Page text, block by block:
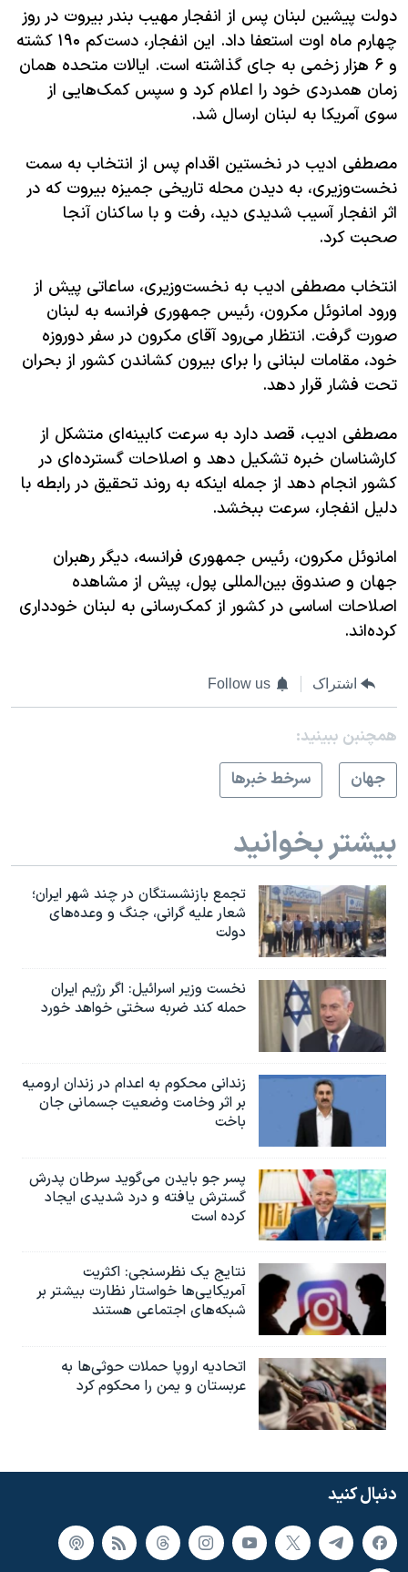
همایش محافظه‌کاران آمریکا «سی‌پک»
صفحه‌های ویژه
سفر پرزیدنت ترامپ به چین
دولت پیشین لبنان پس از انفجار مهیب بندر بیروت در روز
چهارم ماه اوت استعفا داد. این انفجار، دست‌کم ۱۹۰ کشته
و ۶ هزار زخمی به جای گذاشته است. ایالات متحده همان
زمان همدردی خود را اعلام کرد و سپس کمک‌هایی از
سوی آمریکا به لبنان ارسال شد.
مصطفی ادیب در نخستین اقدام پس از انتخاب به سمت
نخست‌وزیری، به دیدن محله تاریخی جمیزه بیروت که در
اثر انفجار آسیب شدیدی دید، رفت و با ساکنان آنجا
صحبت کرد.
انتخاب مصطفی ادیب به نخست‌وزیری، ساعاتی پیش از
ورود امانوئل مکرون، رئیس جمهوری فرانسه به لبنان
صورت گرفت. انتظار می‌رود آقای مکرون در سفر دوروزه
خود، مقامات لبنانی را برای بیرون کشاندن کشور از بحران
تحت فشار قرار دهد.
مصطفی ادیب، قصد دارد به سرعت کابینه‌ای متشکل از
کارشناسان خبره تشکیل دهد و اصلاحات گسترده‌ای در
کشور انجام دهد از جمله اینکه به روند تحقیق در رابطه با
دلیل انفجار، سرعت ببخشد.
امانوئل مکرون، رئیس جمهوری فرانسه، دیگر رهبران
جهان و صندوق بین‌المللی پول، پیش از مشاهده
اصلاحات اساسی در کشور از کمک‌رسانی به لبنان خودداری
کرده‌اند.
اشتراک Follow us
همچنبن ببینید:
جهان
سرخط خبرها
بیشتر بخوانید
تجمع بازنشستگان در چند شهر ایران؛
شعار علیه گرانی، جنگ و وعده‌های
دولت
نخست وزیر اسرائيل: اگر رژیم ایران
حمله کند ضربه سختی خواهد خورد
زندانی محکوم به اعدام در زندان ارومیه
بر اثر وخامت وضعیت جسمانی جان
باخت
پسر جو بایدن می‌گوید سرطان پدرش
گسترش یافته و درد شدیدی ایجاد
کرده است
نتایج یک نظرسنجی: اکثریت
آمریکایی‌ها خواستار نظارت بیشتر بر
شبکه‌های اجتماعی هستند
اتحادیه اروپا حملات حوثی‌ها به
عربستان و یمن را محکوم کرد
دنبال کنید